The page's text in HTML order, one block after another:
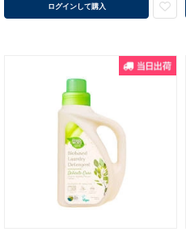
ログインして購入